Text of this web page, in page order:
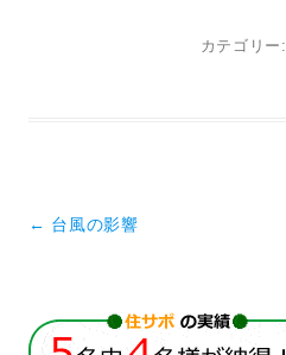
カテゴリー:
投稿ナビゲーション
← 台風の影響